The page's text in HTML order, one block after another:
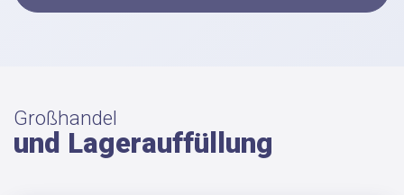
Großhandel
und Lagerauffüllung